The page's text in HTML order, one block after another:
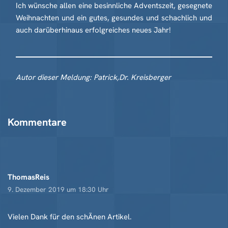
Ich wünsche allen eine besinnliche Adventszeit, gesegnete
Weihnachten und ein gutes, gesundes und schachlich und
auch darüberhinaus erfolgreiches neues Jahr!
Autor dieser Meldung: Patrick,Dr. Kreisberger
Kommentare
ThomasReis
9. Dezember 2019 um 18:30 Uhr
Vielen Dank für den schÃnen Artikel.